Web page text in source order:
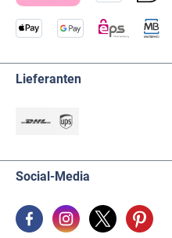
Lieferanten
Social-Media